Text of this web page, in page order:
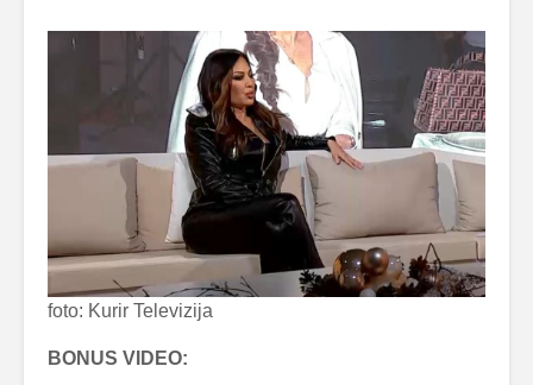
foto: Kurir Televizija
BONUS VIDEO: